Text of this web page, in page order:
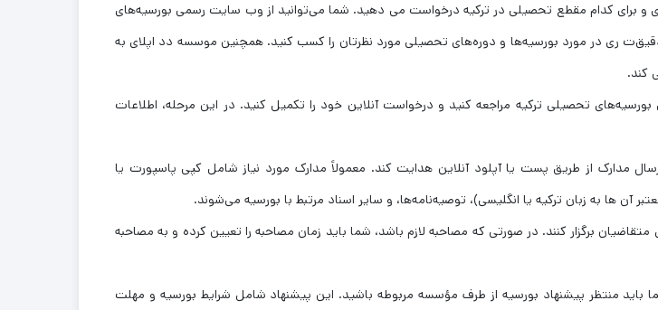
و برای کدام مقطع تحصیلی در ترکیه درخواست می ‌دهید. شما می‌توانید از وب ‌سایت رسمی بورسیه‌های
ری در مورد بورسیه‌ها و دوره‌های تحصیلی مورد نظرتان را کسب کنید. همچنین موسسه دد اپلای به
کند.
تحصیلی ترکیه مراجعه کنید و درخواست آنلاین خود را تکمیل کنید. در این مرحله، اطلاعات
مدارک از طریق پست یا آپلود آنلاین هدایت کند. معمولاً مدارک مورد نیاز شامل کپی پاسپورت یا
آن ها به زبان ترکیه یا انگلیسی)، توصیه‌نامه‌ها، و سایر اسناد مرتبط با بورسیه می‌شوند.
برگزار کنند. در صورتی که مصاحبه لازم باشد، شما باید زمان مصاحبه را تعیین کرده و به مصاحبه
باید منتظر پیشنهاد بورسیه از طرف مؤسسه مربوطه باشید. این پیشنهاد شامل شرایط بورسیه و مهلت‌